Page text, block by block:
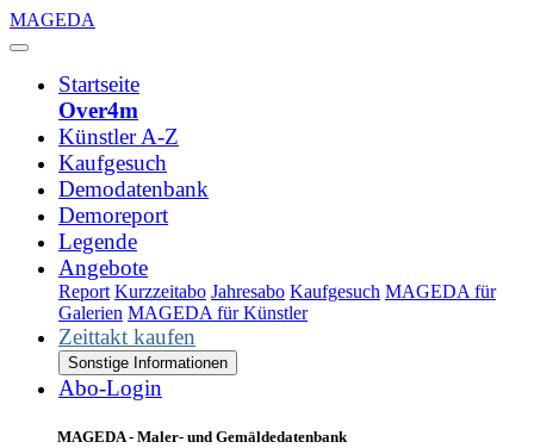
MAGEDA
Startseite
Over4m
Künstler A-Z
Kaufgesuch
Demodatenbank
Demoreport
Legende
Angebote
Report Kurzzeitabo Jahresabo Kaufgesuch MAGEDA für
Galerien MAGEDA für Künstler
Zeittakt kaufen
Sonstige Informationen
Abo-Login
MAGEDA - Maler- und Gemäldedatenbank